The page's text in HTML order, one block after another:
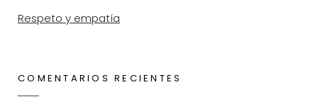
Respeto y empatía
COMENTARIOS RECIENTES